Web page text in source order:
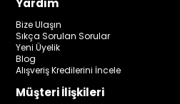
Yardım
Bize Ulaşın
Sıkça Sorulan Sorular
Yeni Üyelik
Blog
Alışveriş Kredilerini İncele
Müşteri İlişkileri